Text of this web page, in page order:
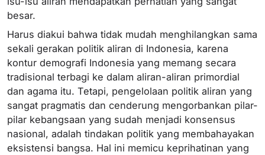
besar.
Harus diakui bahwa tidak mudah menghilangkan sama
sekali gerakan politik aliran di Indonesia, karena
kontur demografi Indonesia yang memang secara
tradisional terbagi ke dalam aliran-aliran primordial
dan agama itu. Tetapi, pengelolaan politik aliran yang
sangat pragmatis dan cenderung mengorbankan pilar-
pilar kebangsaan yang sudah menjadi konsensus
nasional, adalah tindakan politik yang membahayakan
eksistensi bangsa. Hal ini memicu keprihatinan yang